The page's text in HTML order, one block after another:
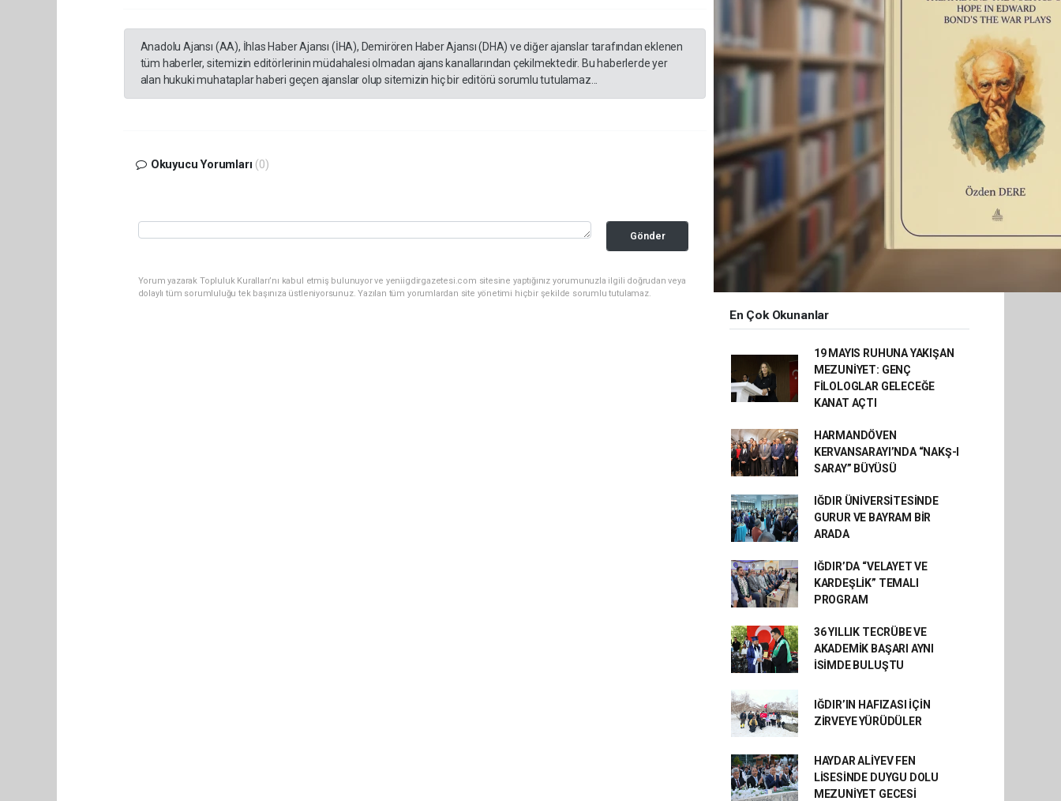
Anadolu Ajansı (AA), İhlas Haber Ajansı (İHA), Demirören Haber Ajansı (DHA) ve diğer ajanslar tarafından eklenen
tüm haberler, sitemizin editörlerinin müdahalesi olmadan ajans kanallarından çekilmektedir. Bu haberlerde yer
alan hukuki muhataplar haberi geçen ajanslar olup sitemizin hiç bir editörü sorumlu tutulamaz...
Okuyucu Yorumları (0)
Gönder
Yorum yazarak Topluluk Kuralları’nı kabul etmiş bulunuyor ve yeniigdirgazetesi.com sitesine yaptığınız yorumunuzla ilgili doğrudan veya
dolaylı tüm sorumluluğu tek başınıza üstleniyorsunuz. Yazılan tüm yorumlardan site yönetimi hiçbir şekilde sorumlu tutulamaz.
En Çok Okunanlar
19 MAYIS RUHUNA YAKIŞAN
MEZUNİYET: GENÇ
FİLOLOGLAR GELECEĞE
KANAT AÇTI
HARMANDÖVEN
KERVANSARAYI’NDA “NAKŞ-I
SARAY” BÜYÜSÜ
IĞDIR ÜNİVERSİTESİNDE
GURUR VE BAYRAM BİR
ARADA
IĞDIR’DA “VELAYET VE
KARDEŞLİK” TEMALI
PROGRAM
36 YILLIK TECRÜBE VE
AKADEMİK BAŞARI AYNI
İSİMDE BULUŞTU
IĞDIR’IN HAFIZASI İÇİN
ZİRVEYE YÜRÜDÜLER
HAYDAR ALİYEV FEN
LİSESİNDE DUYGU DOLU
MEZUNİYET GECESİ